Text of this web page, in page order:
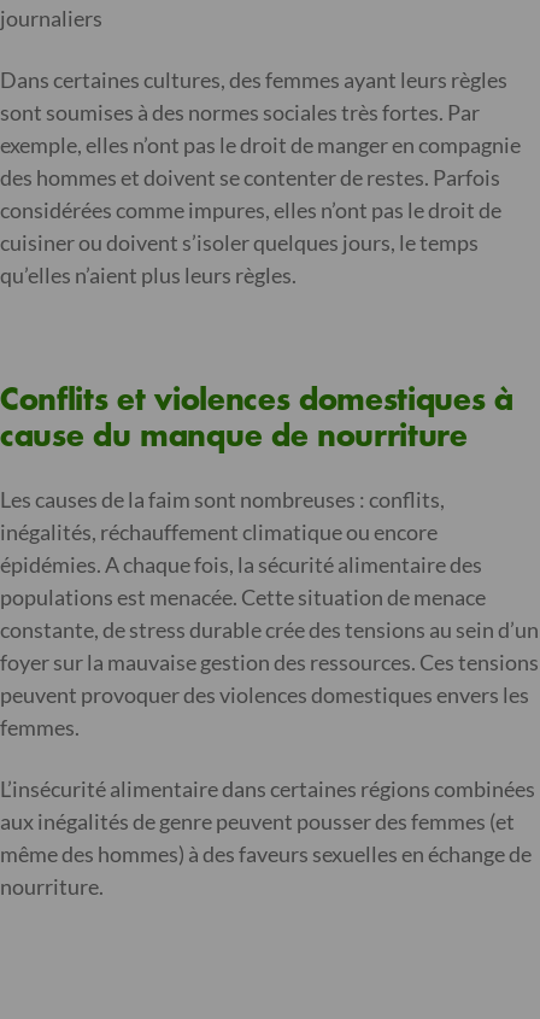
journaliers
Dans certaines cultures, des femmes ayant leurs règles
sont soumises à des normes sociales très fortes. Par
exemple, elles n’ont pas le droit de manger en compagnie
des hommes et doivent se contenter de restes. Parfois
considérées comme impures, elles n’ont pas le droit de
cuisiner ou doivent s’isoler quelques jours, le temps
qu’elles n’aient plus leurs règles.
Conflits et violences domestiques à
cause du manque de nourriture
Les causes de la faim sont nombreuses : conflits,
inégalités, réchauffement climatique ou encore
épidémies. A chaque fois, la sécurité alimentaire des
populations est menacée. Cette situation de menace
constante, de stress durable crée des tensions au sein d’un
foyer sur la mauvaise gestion des ressources. Ces tensions
peuvent provoquer des violences domestiques envers les
femmes.
L’insécurité alimentaire dans certaines régions combinées
aux inégalités de genre peuvent pousser des femmes (et
même des hommes) à des faveurs sexuelles en échange de
nourriture.